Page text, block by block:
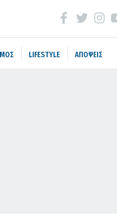
LIFESTYLE ΑΠΟΨΕΙΣ